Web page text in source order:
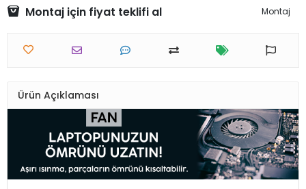
Montaj için fiyat teklifi al Montaj
Ürün Açıklaması